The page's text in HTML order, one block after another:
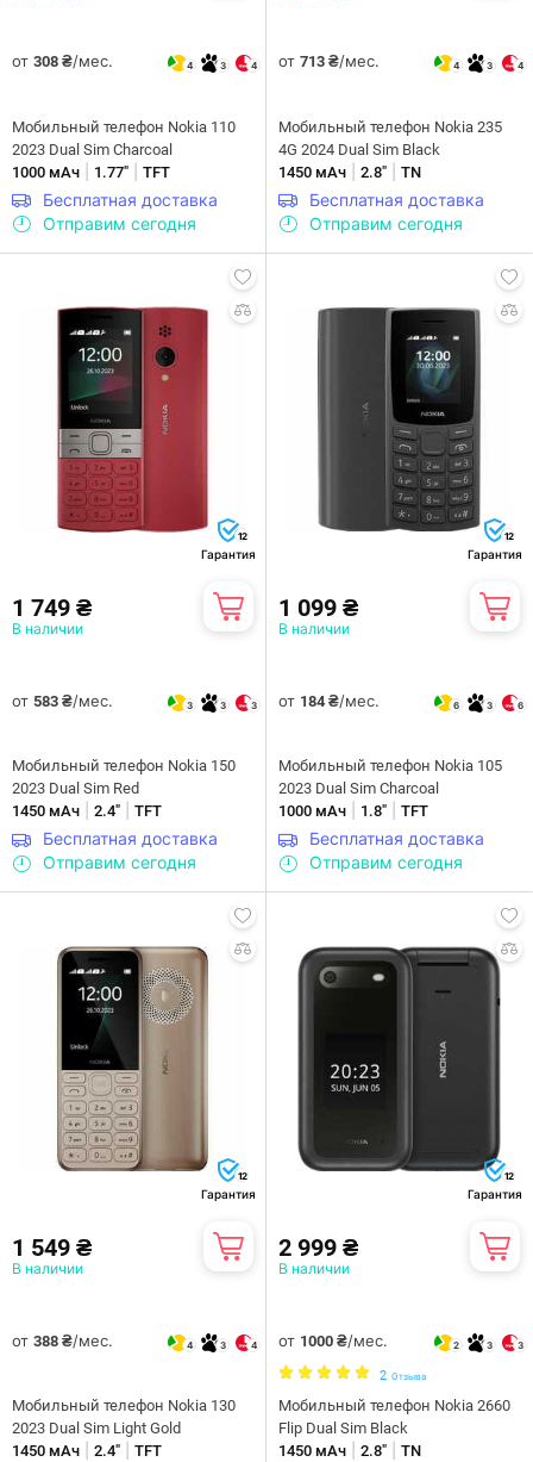
от 308 ₴/мес. 4 3 4
Мобильный телефон Nokia 110
2023 Dual Sim Charcoal
1000 мАч
1.77" TFT
Бесплатная доставка
Отправим сегодня
от 713 ₴/мес. 4 3 4
Мобильный телефон Nokia 235
4G 2024 Dual Sim Black
1450 мАч
2.8" TN
Бесплатная доставка
Отправим сегодня
12
Гарантия
1 749 ₴
В наличии
от 583 ₴/мес. 3 3 3
Мобильный телефон Nokia 150
2023 Dual Sim Red
1450 мАч
2.4" TFT
Бесплатная доставка
Отправим сегодня
12
Гарантия
1 099 ₴
В наличии
от 184 ₴/мес. 6 3 6
Мобильный телефон Nokia 105
2023 Dual Sim Charcoal
1000 мАч
1.8" TFT
Бесплатная доставка
Отправим сегодня
12
Гарантия
1 549 ₴
В наличии
от 388 ₴/мес. 4 3 4
Мобильный телефон Nokia 130
2023 Dual Sim Light Gold
1450 мАч
2.4" TFT
12
Гарантия
2 999 ₴
В наличии
от 1000 ₴/мес. 2 3 3
2 Отзыва
Мобильный телефон Nokia 2660
Flip Dual Sim Black
1450 мАч
2.8" TN